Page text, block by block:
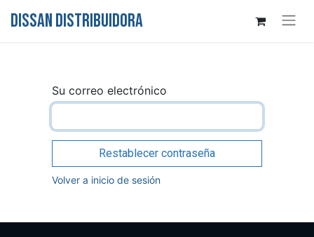
DISSAN DISTRIBUIDORA
Su correo electrónico
Restablecer contraseña
Volver a inicio de sesión